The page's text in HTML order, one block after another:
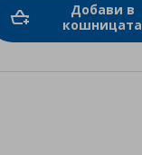
Добави в
кошницата